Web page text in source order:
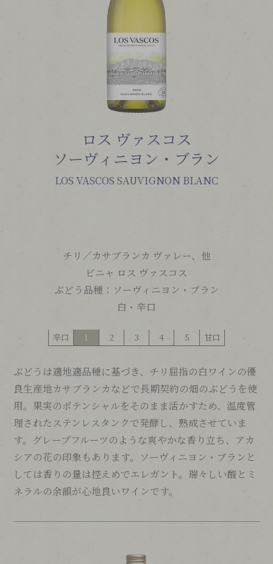
ロス ヴァスコス
ソーヴィニヨン・ブラン
LOS VASCOS SAUVIGNON BLANC
チリ／カサブランカ ヴァレー、他
ビニャ ロス ヴァスコス
ぶどう品種： ソーヴィニヨン・ブラン
白・辛口
辛口 1 2 3 4 5 甘口
ぶどうは適地適品種に基づき、チリ屈指の白ワインの優
良生産地カサブランカなどで長期契約の畑のぶどうを使
用。果実のポテンシャルをそのまま活かすため、温度管
理されたステンレスタンクで発酵し、熟成させていま
す。グレープフルーツのような爽やかな香り立ち、アカ
シアの花の印象もあります。ソーヴィニヨン・ブランと
しては香りの量は控えめでエレガント。瑞々しい酸とミ
ネラルの余韻が心地良いワインです。